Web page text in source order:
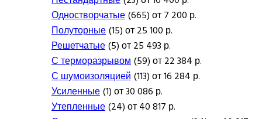
Одностворчатые(665) от 7 200 р.
Полуторные(15) от 25 100 р.
Решетчатые(5) от 25 493 р.
С терморазрывом(59) от 22 384 р.
С шумоизоляцией(113) от 16 284 р.
Усиленные(1) от 30 086 р.
Утепленные(24) от 40 817 р.